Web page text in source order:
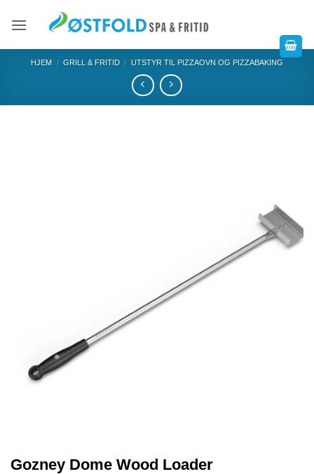
HJEM / GRILL & FRITID / UTSTYR TIL PIZZAOVN OG PIZZABAKING
Gozney Dome Wood Loader